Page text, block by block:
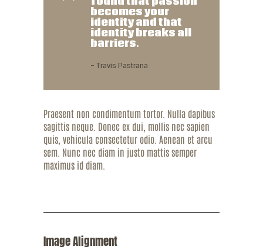
becomes your
identity and that
identity breaks all
barriers.
– Travis Pastrana
Praesent non condimentum tortor. Nulla dapibus
sagittis neque. Donec ex dui, mollis nec sapien
quis, vehicula consectetur odio. Aenean et arcu
sem. Nunc nec diam in justo mattis semper
maximus id diam.
Image Alignment